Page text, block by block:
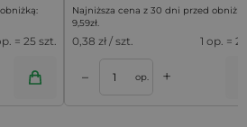
= 25 szt.
Najniższa cena z 30 dni przed
9,59zł.
0,38 zł / szt. 1 op. =
– op. +
koszyka